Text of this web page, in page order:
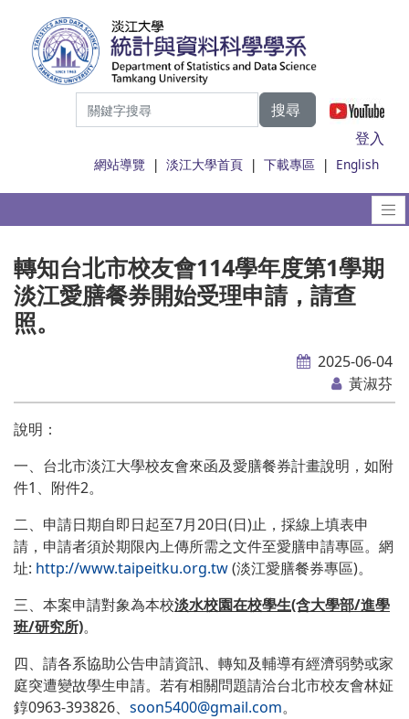
搜尋
登入
網站導覽 |淡江大學首頁 |下載專區 | English
轉知台北市校友會114學年度第1學期
淡江愛膳餐券開始受理申請，請查
照。
2025-06-04
黃淑芬
說明：
一、台北市淡江大學校友會來函及愛膳餐券計畫說明，如附
件1、附件2。
二、申請日期自即日起至7月20日(日)止，採線上填表申
請，申請者須於期限內上傳所需之文件至愛膳申請專區。網
址: http://www.taipeitku.org.tw(淡江愛膳餐券專區)。
三、本案申請對象為本校淡水校園在校學生(含大學部/進學
班/研究所)。
四、請各系協助公告申請資訊、轉知及輔導有經濟弱勢或家
庭突遭變故學生申請。若有相關問題請洽台北市校友會林姃
錞0963-393826、 soon5400@gmail.com。